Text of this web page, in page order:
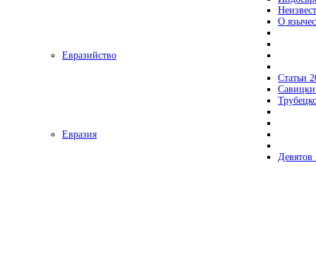
О
Евразийство
Статьи
Евразия